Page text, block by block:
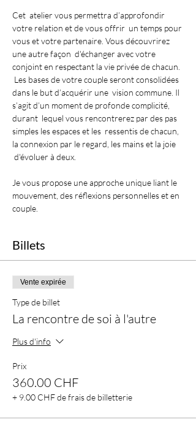
​​​Cet  atelier vous permettra d’approfondir
votre relation et de vous offrir  un temps pour
vous et votre partenaire. Vous découvrirez
une autre façon  d'échanger avec votre
conjoint en respectant la vie privée de chacun.
Les bases de votre couple seront consolidées
dans le but d’acquérir une  vision commune. Il
s’agit d’un moment de profonde complicité,
durant  lequel vous rencontrerez par des pas
simples les espaces et les  ressentis de chacun,
la connexion par le regard, les mains et la joie
d'évoluer à deux.
Je vous propose une approche unique liant le
mouvement, des réflexions personnelles et en
couple.
Billets
Vente expirée
Type de billet
La rencontre de soi à l'autre
Plus d'info
Prix
360.00 CHF
+ 9.00 CHF de frais de billetterie